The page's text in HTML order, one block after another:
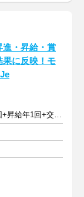
進・昇給・賞
に反映！モ
月給30～45.1万円+賞与年2回+昇給年1回+交通費全額